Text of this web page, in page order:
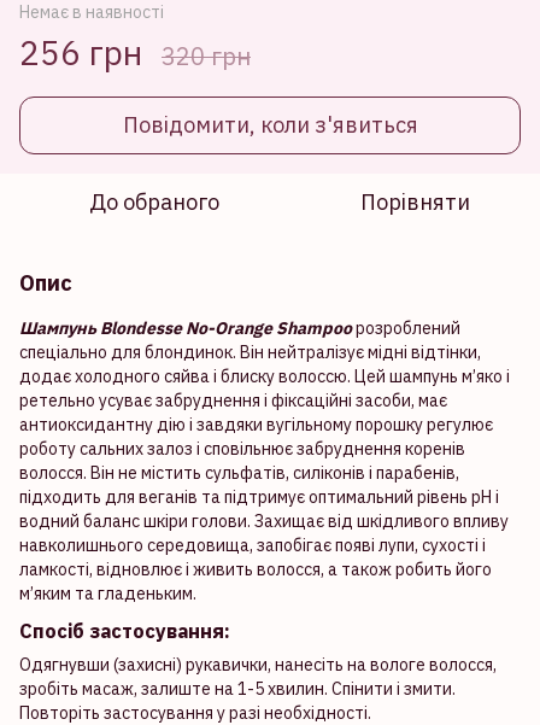
Немає в наявності
256 грн 320 грн
Повідомити, коли з'явиться
До обраного Порівняти
Опис
Шампунь Blondesse No-Orange Shampooрозроблений
спеціально для блондинок. Він нейтралізує мідні відтінки,
додає холодного сяйва і блиску волоссю. Цей шампунь м’яко і
ретельно усуває забруднення і фіксаційні засоби, має
антиоксидантну дію і завдяки вугільному порошку регулює
роботу сальних залоз і сповільнює забруднення коренів
волосся. Він не містить сульфатів, силіконів і парабенів,
підходить для веганів та підтримує оптимальний рівень рН і
водний баланс шкіри голови. Захищає від шкідливого впливу
навколишнього середовища, запобігає появі лупи, сухості і
ламкості, відновлює і живить волосся, а також робить його
м’яким та гладеньким.
Спосіб застосування:
Одягнувши (захисні) рукавички, нанесіть на вологе волосся,
зробіть масаж, залиште на 1-5 хвилин. Спінити і змити.
Повторіть застосування у разі необхідності.